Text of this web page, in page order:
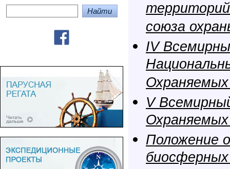
союза
IV
V
Положение